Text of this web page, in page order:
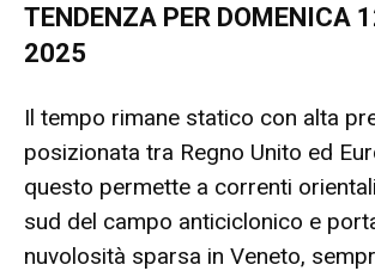
TENDENZA PER DOMENICA
2025
Il tempo rimane statico con alta
posizionata tra Regno Unito ed
questo permette a correnti
sud del campo anticiclonico e
nuvolosità sparsa in Veneto,